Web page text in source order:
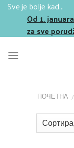
SkipSve je bolje kad...
Od 1.
za sve
ПОЧЕТНА /